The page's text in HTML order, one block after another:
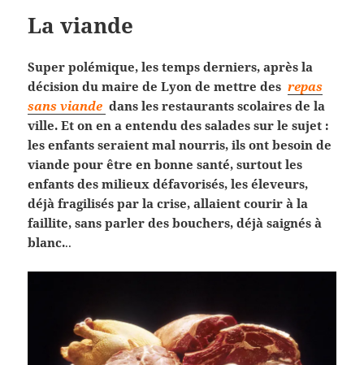
La viande
Super polémique, les temps derniers, après la
décision du maire de Lyon de mettre desrepas
sans viande dans les restaurants scolaires de la
ville. Et on en a entendu des salades sur le sujet :
les enfants seraient mal nourris, ils ont besoin de
viande pour être en bonne santé, surtout les
enfants des milieux défavorisés, les éleveurs,
déjà fragilisés par la crise, allaient courir à la
faillite, sans parler des bouchers, déjà saignés à
blanc...